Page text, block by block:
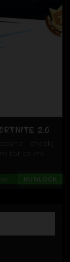
2.0
- check;
tot ce-mi
#UNLOCK